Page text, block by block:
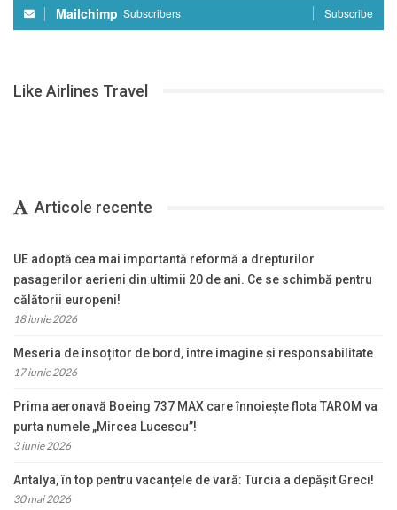
Mailchimp Subscribers Subscribe
Like Airlines Travel
Articole recente
UE adoptă cea mai importantă reformă a drepturilor
pasagerilor aerieni din ultimii 20 de ani. Ce se schimbă pentru
călătorii europeni!
18 iunie 2026
Meseria de însoțitor de bord, între imagine și responsabilitate
17 iunie 2026
Prima aeronavă Boeing 737 MAX care înnoiește flota TAROM va
purta numele „Mircea Lucescu”!
3 iunie 2026
Antalya, în top pentru vacanțele de vară: Turcia a depășit Greci!
30 mai 2026